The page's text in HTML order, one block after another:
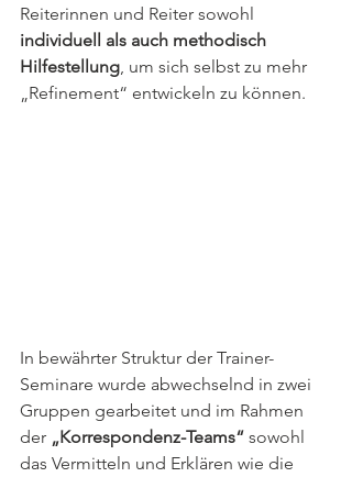
Reiterinnen und Reiter sowohl
individuell als auch methodisch
Hilfestellung, um sich selbst zu mehr
„Refinement“ entwickeln zu können.
In bewährter Struktur der Trainer-
Seminare wurde abwechselnd in zwei
Gruppen gearbeitet und im Rahmen
der „Korrespondenz-Teams“ sowohl
das Vermitteln und Erklären wie die